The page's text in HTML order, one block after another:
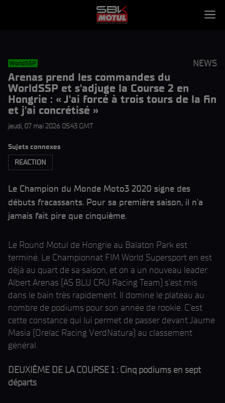
WorldSSP NEWS
Arenas prend les commandes du
WorldSSP et s'adjuge la Course 2 en
Hongrie : « J'ai forcé à trois tours de la fin
et j'ai concrétisé »
jeudi, 07 mai 2026 05:43 GMT
Sujets connexes
REACTION
Le Champion du Monde Moto3 2020 signe des
débuts fracassants. Pour sa première saison, il n'a
jamais fait pire que cinquième.
Le Round Motul de Hongrie au Balaton Park est
terminé. Le Championnat FIM World Supersport en est
déjà au quart de sa saison, et on a un nouveau leader.
Albert Arenas (AS BLU CRU Racing Team) s'est mis
dans le bain très rapidement. Il domine le plateau au
nombre de podiums pour son année de rookie. C'est
cette constance qui lui permet de passer devant Jaume
Masia (Orelac Racing VerdNatura) au classement
général.
DEUXIÈME DE LA COURSE 1 : Cinq podiums en sept
départs